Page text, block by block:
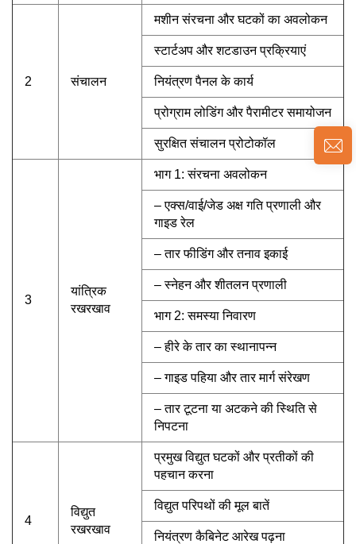
2 संचालन
मशीन संरचना और घटकों का अवलोकन
स्टार्टअप और शटडाउन प्रक्रियाएं
नियंत्रण पैनल के कार्य
प्रोग्राम लोडिंग और पैरामीटर समायोजन
सुरक्षित संचालन प्रोटोकॉल
3
यांत्रिक
रखरखाव
भाग 1: संरचना अवलोकन
– एक्स/वाई/जेड अक्ष गति प्रणाली और
गाइड रेल
– तार फीडिंग और तनाव इकाई
– स्नेहन और शीतलन प्रणाली
भाग 2: समस्या निवारण
– हीरे के तार का स्थानापन्न
– गाइड पहिया और तार मार्ग संरेखण
– तार टूटना या अटकने की स्थिति से
निपटना
4
विद्युत
रखरखाव
प्रमुख विद्युत घटकों और प्रतीकों की
पहचान करना
विद्युत परिपथों की मूल बातें
नियंत्रण कैबिनेट आरेख पढ़ना